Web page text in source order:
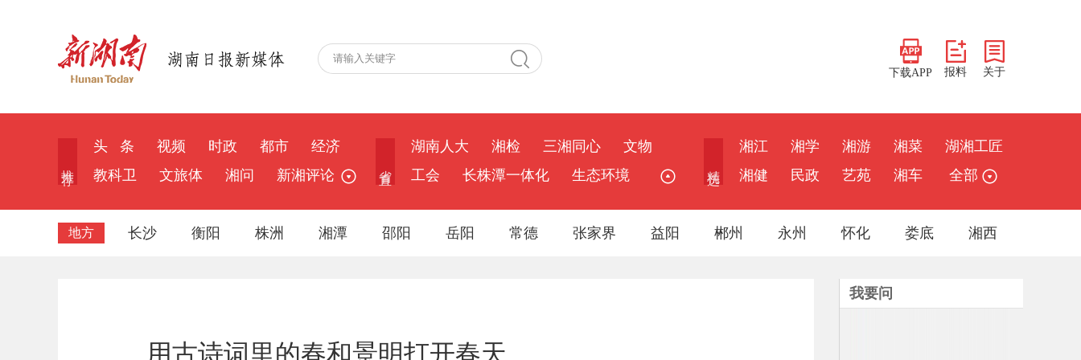
下载APP 报料 关于
头 条 视频 时政 都市
经济
教科卫
文旅体 湘问 新湘评论
湖南人大 湘检 三湘同心
文物
工会
长株潭一体化 生态环境
湘江 湘学 湘游 湘菜
湖湘工匠
湘健
民政 艺苑 湘车 全部
地方 长沙 衡阳 株洲 湘潭 邵阳 岳阳 常德 张家界 益阳 郴州 永州 怀化 娄底 湘西
用古诗词里的春和景明打开春天
我要问